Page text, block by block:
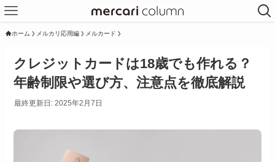
ホーム メルカリ応用編 メルカード
クレジットカードは18歳でも作れる？
年齢制限や選び方、注意点を徹底解説
最終更新日: 2025年2月7日